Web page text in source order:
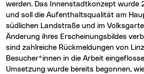
werden. Das Innenstadtkonzept wurde
und soll die Aufenthaltsqualität am
südlichen Landstraße und im
Änderung ihres Erscheinungsbildes
sind zahlreiche Rückmeldungen von
Besucher*innen in die Arbeit
Umsetzung wurde bereits begonnen,